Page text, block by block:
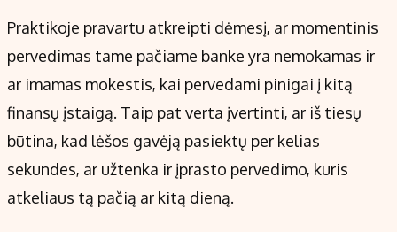
Praktikoje pravartu atkreipti dėmesį, ar momentinis
pervedimas tame pačiame banke yra nemokamas ir
ar imamas mokestis, kai pervedami pinigai į kitą
finansų įstaigą. Taip pat verta įvertinti, ar iš tiesų
būtina, kad lėšos gavėją pasiektų per kelias
sekundes, ar užtenka ir įprasto pervedimo, kuris
atkeliaus tą pačią ar kitą dieną.